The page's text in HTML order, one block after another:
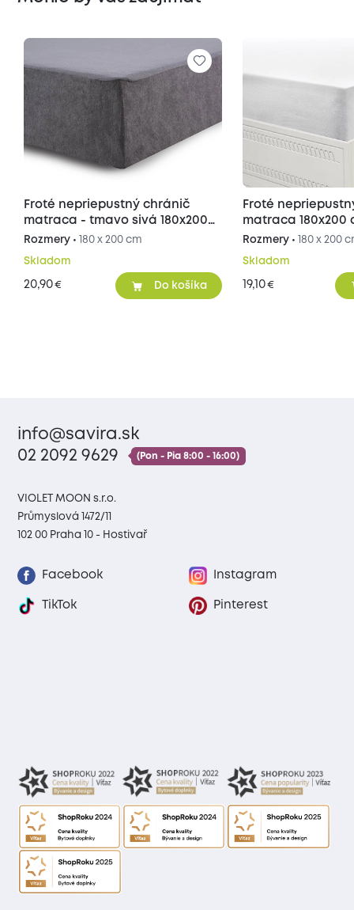
Froté nepriepustný chránič
matraca - tmavo sivá 180x200
cm
Rozmery • 180 x 200 cm
Skladom
20,90€ Do košíka
Froté
matraca 180x200
Rozmery • 180 x 200
Skladom
19,10€
info@savira.sk
02 2092 9629
(Pon - Pia 8:00 - 16:00)
VIOLET MOON s.r.o.
Průmyslová 1472/11
102 00 Praha 10 - Hostivař
Facebook Instagram
TikTok Pinterest